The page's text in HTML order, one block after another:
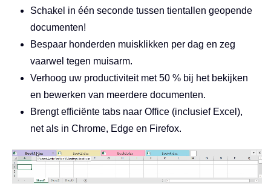
Schakel in één seconde tussen tientallen geopende
documenten!
Bespaar honderden muisklikken per dag en zeg
vaarwel tegen muisarm.
Verhoog uw productiviteit met 50 % bij het bekijken
en bewerken van meerdere documenten.
Brengt efficiënte tabs naar Office (inclusief Excel),
net als in Chrome, Edge en Firefox.